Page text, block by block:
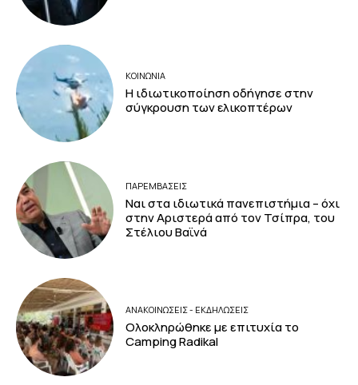
ΚΟΙΝΩΝΙΑ
Η ιδιωτικοποίηση οδήγησε στην
σύγκρουση των ελικοπτέρων
ΠΑΡΕΜΒΑΣΕΙΣ
Ναι στα ιδιωτικά πανεπιστήμια – όχι
στην Αριστερά από τον Τσίπρα, του
Στέλιου Βαϊνά
ΑΝΑΚΟΙΝΩΣΕΙΣ - ΕΚΔΗΛΩΣΕΙΣ
Ολοκληρώθηκε με επιτυχία το
Camping Radikal